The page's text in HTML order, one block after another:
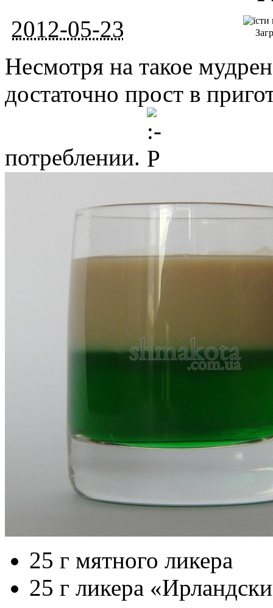
2012-05-23
Несмотря на такое
достаточно прост в
потреблении.
25 г мятного ликера
25 г ликера